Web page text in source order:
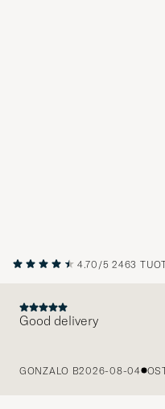
4.70/5 2463
Good delivery
GONZALO B2026-08-04